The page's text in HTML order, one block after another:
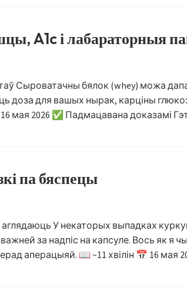
A1c і лабараторныя
Сыроватачны бялок (whey) можа
доза для вашых нырак, карціны
16 мая 2026 ✅ Падмацавана доказамі
па бяспецы
аглядаюць У некаторых выпадках
за надпіс на капсуле. Вось як я
аперацыяй. 📖 ~11 хвілін 📅 16 мая